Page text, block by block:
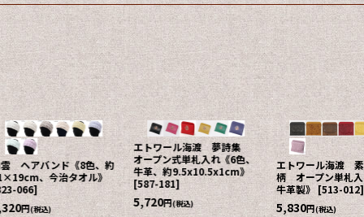
エトワール海渡 夢詩集
オープン式単札入れ《6色、
牛革、約9.5x10.5x1cm》
[587-181]
5,720 円 (税込)
エトワール海渡 素押バラ
柄 オープン単札入《7色、
牛革製》 [513-012 ]
5,830円 (税込)
エトワール海
調 モリス型
スナー長財布
9.5x20cm、
248 ]